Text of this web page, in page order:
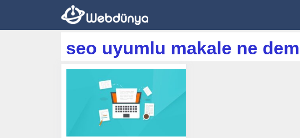
seo uyumlu makale ne